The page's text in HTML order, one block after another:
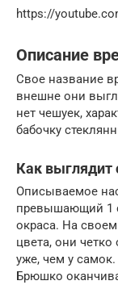
https://
Описание
Свое название
внешне они
нет чешуек,
бабочку
Как выглядит
Описываемое
превышающий 1
окраса. На
цвета, они
уже, чем у
Брюшко